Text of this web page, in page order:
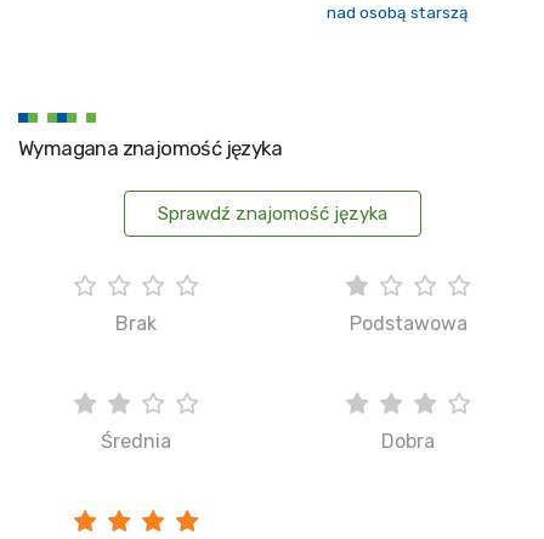
nad osobą starszą
Wymagana znajomość języka
Sprawdź znajomość języka
Brak Podstawowa
Średnia Dobra